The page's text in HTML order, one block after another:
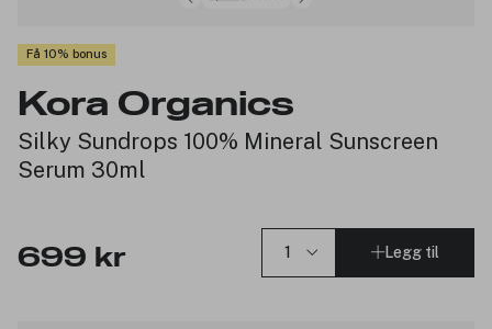
Få 10% bonus
Kora Organics
Silky Sundrops 100% Mineral Sunscreen
Serum 30ml
699 kr Legg til